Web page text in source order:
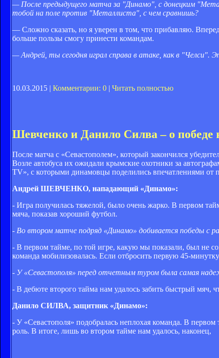
— После предыдущего матча за "Динамо", с донецким
тобой на поле против "Металлиста", с чем сравнишь?
— Сложно сказать, но я уверен в том, что прибавляю.
больше пользы смогу принести командам.
— Андрей, ты сегодня играл справа в атаке, как в "Челси".
10.03.2015 | Комментарии: 0 | Читать полностью
Шевченко и Данило Силва – о победе
После матча с «Севастополем», который закончился
Возле автобуса их ожидали крымские охотники за
TV», с которыми динамовцы поделились впечатлениями от
Андрей ШЕВЧЕНКО, нападающий «Динамо»:
- Игра получилась тяжелой, было очень жарко. В первом
мяча, показав хороший футбол.
- Во втором матче подряд «Динамо» добивается победы с
- В первом тайме, по той игре, какую мы показали, был не
команда мобилизовалась. Если отбросить первую 45-
- У «Севастополя» перед отчетным туром была самая
- В дебюте второго тайма нам удалось забить быстрый мяч,
Данило СИЛВА, защитник «Динамо»:
- У «Севастополя» подобралась неплохая команда. В
роль. В итоге, лишь во втором тайме нам удалось, наконец,